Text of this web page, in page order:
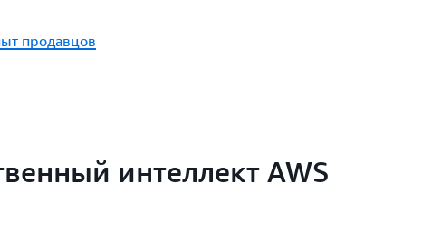
продавцов
интеллект AWS